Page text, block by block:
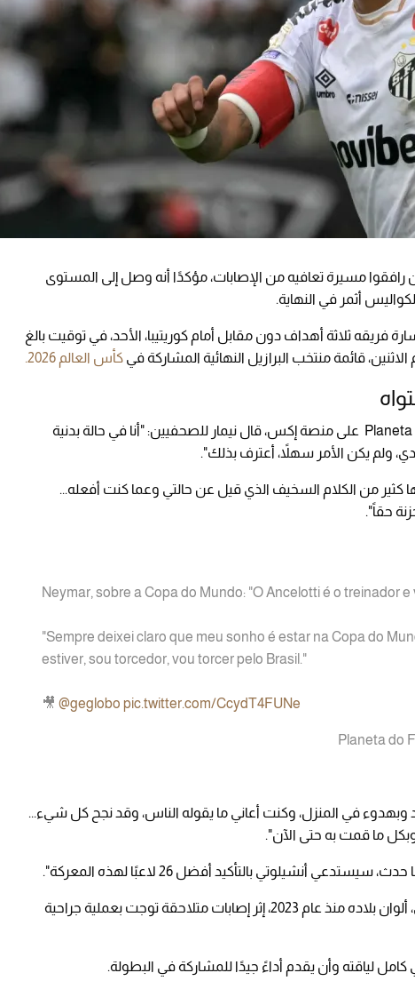
رافقوا مسيرة تعافيه من الإصابات، مؤكدًا أنه وصل إلى المستوى
أثمر في النهاية.
ثلاثة أهداف دون مقابل أمام كوريتيبا، الأحد، في توقيت بالغ
قائمة منتخب البرازيل النهائية المشاركة في كأس العالم 2026.
ووفقًا لمقطع فيديو نشره حساب Planeta do Futebol على منصة إكس، قال نيمار للصحفيين: "أنا في حالة بدنية
ولم يكن الأمر سهلاً، أعترف بذلك".
من الكلام السخيف الذي قيل عن حالتي وعما كنت أفعله...
حقاً".
Neymar, sobre a Copa do Mundo: "O Ancelotti é o treinador
"Sempre deixei claro que meu sonho é estar na Copa do
estiver, sou torcedor, vou torcer pelo Brasil."
🎥 @geglobo pic.twitter.com/CcydT4FUNe
العمر 34 عامًا: "عملت بجد وبهدوء في المنزل، وكنت أعاني ما يقوله الناس، وقد نجح كل شيء...
ما قمت به حتى الآن".
أنشيلوتي بالتأكيد أفضل 26 لاعبًا لهذه المعركة".
لم يمثل نيمار، الهداف التاريخي للمنتخب البرازيلي، ألوان بلاده منذ عام 2023، إثر إصابات متلاحقة توجت بعملية جراحية
لياقته وأن يقدم أداءً جيدًا للمشاركة في البطولة.